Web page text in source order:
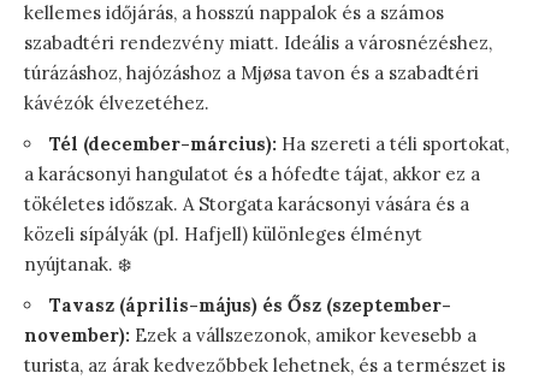
kellemes időjárás, a hosszú nappalok és a számos
szabadtéri rendezvény miatt. Ideális a városnézéshez,
túrázáshoz, hajózáshoz a Mjøsa tavon és a szabadtéri
kávézók élvezetéhez.
Tél (december-március): Ha szereti a téli sportokat,
a karácsonyi hangulatot és a hófedte tájat, akkor ez a
tökéletes időszak. A Storgata karácsonyi vására és a
közeli sípályák (pl. Hafjell) különleges élményt
nyújtanak. ❄️
Tavasz (április-május) és Ősz (szeptember-
november): Ezek a vállszezonok, amikor kevesebb a
turista, az árak kedvezőbbek lehetnek, és a természet is